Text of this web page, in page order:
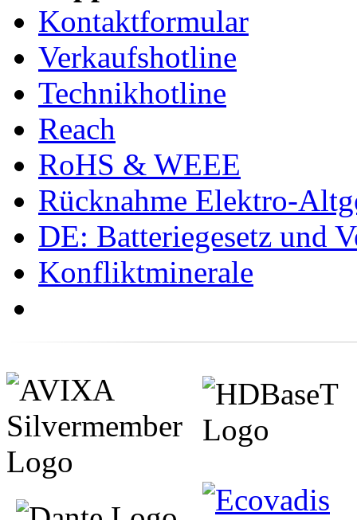
Kontaktformular
Verkaufshotline
Technikhotline
Reach
RoHS & WEEE
Rücknahme Elektro-
DE: Batteriegesetz und
Konfliktminerale